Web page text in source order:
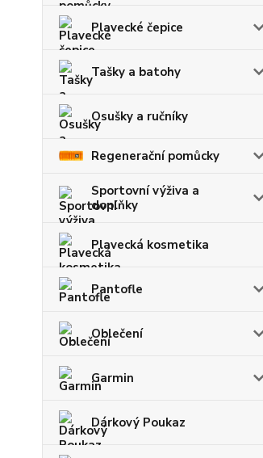
Plavecké čepice
Tašky a batohy
Osušky a ručníky
Regenerační pomůcky
Sportovní výživa a
doplňky
Plavecká kosmetika
Pantofle
Oblečení
Garmin
Dárkový Poukaz